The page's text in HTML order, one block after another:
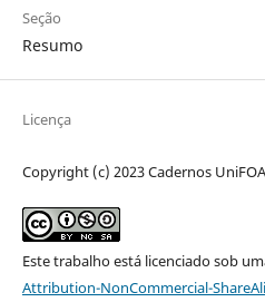
Seção
Resumo
Licença
Copyright (c) 2023 Cadernos UniFOA
Este trabalho está licenciado sob
Attribution-NonCommercial-